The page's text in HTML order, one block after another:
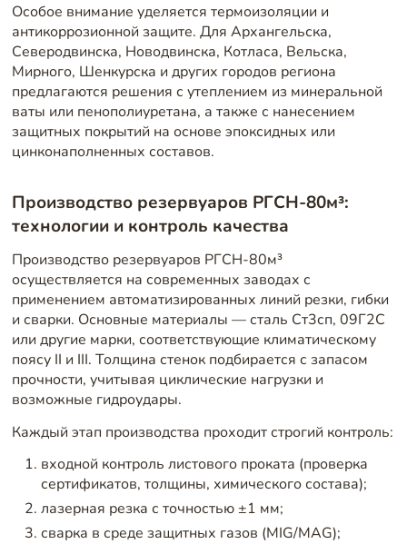
Особое внимание уделяется термоизоляции и
антикоррозионной защите. Для Архангельска,
Северодвинска, Новодвинска, Котласа, Вельска,
Мирного, Шенкурска и других городов региона
предлагаются решения с утеплением из минеральной
ваты или пенополиуретана, а также с нанесением
защитных покрытий на основе эпоксидных или
цинконаполненных составов.
Производство резервуаров РГСН-80м³:
технологии и контроль качества
Производство резервуаров РГСН-80м³
осуществляется на современных заводах с
применением автоматизированных линий резки, гибки
и сварки. Основные материалы — сталь Ст3сп, 09Г2С
или другие марки, соответствующие климатическому
поясу II и III. Толщина стенок подбирается с запасом
прочности, учитывая циклические нагрузки и
возможные гидроудары.
Каждый этап производства проходит строгий контроль:
входной контроль листового проката (проверка
сертификатов, толщины, химического состава);
лазерная резка с точностью ±1 мм;
сварка в среде защитных газов (MIG/MAG);